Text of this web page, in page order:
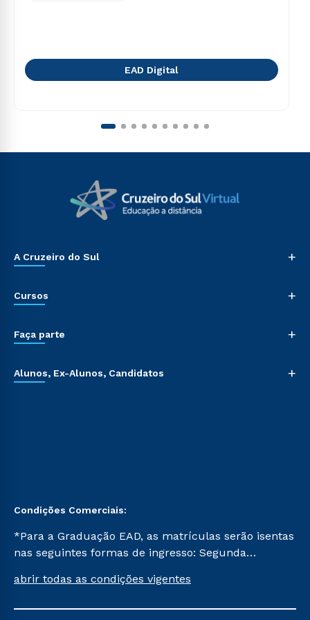
EAD Digital
A Cruzeiro do Sul +
Cursos +
Faça parte +
Alunos, Ex-Alunos, Candidatos +
Condições Comerciais:
*Para a Graduação EAD, as matrículas serão isentas
nas seguintes formas de ingresso: Segunda
Já para as demais, a taxa de matrícula será de R$
abrir todas as condições vigentes